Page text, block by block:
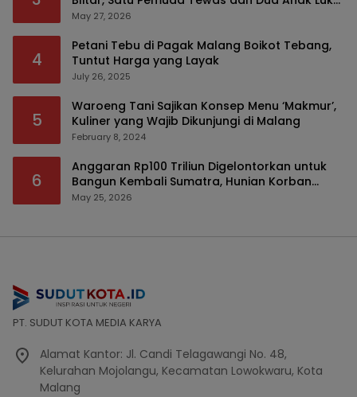
Serius
May 27, 2026
4
Petani Tebu di Pagak Malang Boikot Tebang,
Tuntut Harga yang Layak
July 26, 2025
5
Waroeng Tani Sajikan Konsep Menu ‘Makmur’,
Kuliner yang Wajib Dikunjungi di Malang
February 8, 2024
6
Anggaran Rp100 Triliun Digelontorkan untuk
Bangun Kembali Sumatra, Hunian Korban
Bencana Bakal Difokuskan
May 25, 2026
PT. SUDUT KOTA MEDIA KARYA
Alamat Kantor: Jl. Candi Telagawangi No. 48,
Kelurahan Mojolangu, Kecamatan Lowokwaru, Kota
Malang